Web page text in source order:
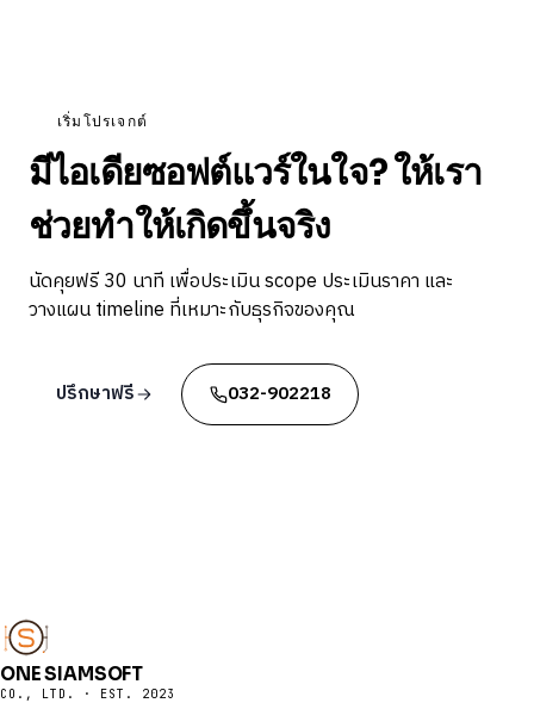
เริ่มโปรเจกต์
มีไอเดียซอฟต์แวร์ในใจ? ให้เรา
ช่วยทำให้เกิดขึ้นจริง
นัดคุยฟรี 30 นาที เพื่อประเมิน scope ประเมินราคา และ
วางแผน timeline ที่เหมาะกับธุรกิจของคุณ
ปรึกษาฟรี 032-902218
ONE SIAMSOFT
CO., LTD. · EST. 2023